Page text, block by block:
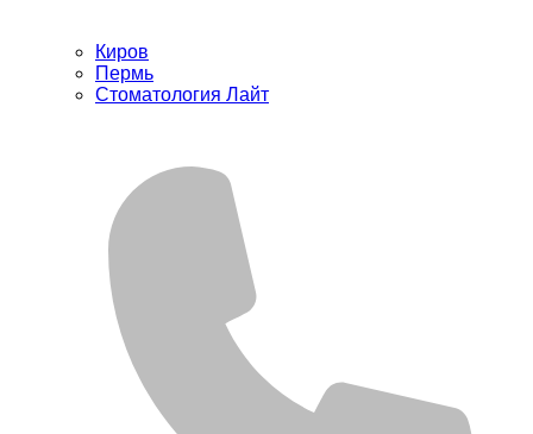
Киров
Пермь
Стоматология Лайт